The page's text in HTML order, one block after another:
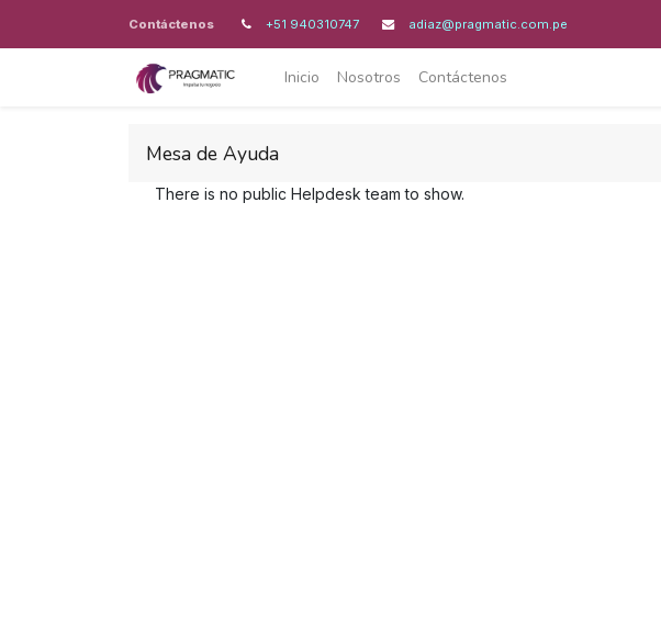
Contáctenos +51 940310747 adiaz@pragmatic.com.pe
Inicio Nosotros Contáctenos
Mesa de Ayuda
There is no public Helpdesk team to show.